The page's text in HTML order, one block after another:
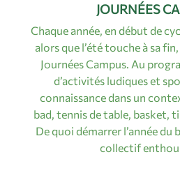
JOURNÉES
Chaque année, en début de
alors que l’été touche à sa
Journées Campus. Au
d’activités ludiques et
connaissance dans un
bad, tennis de table, basket,
De quoi démarrer l’année du
collectif